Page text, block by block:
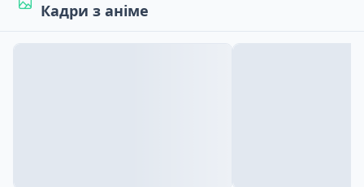
Кадри з аніме